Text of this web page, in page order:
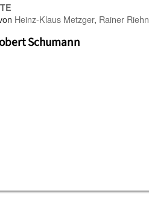
Heinz-Klaus Metzger, Rainer Riehn
Schumann